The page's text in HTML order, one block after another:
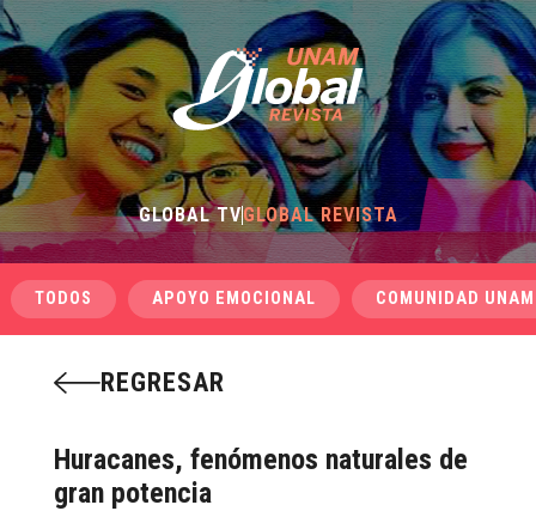
GLOBAL TVGLOBAL REVISTA
TODOS APOYO EMOCIONAL COMUNIDAD UNAM
REGRESAR
Huracanes, fenómenos naturales de
gran potencia